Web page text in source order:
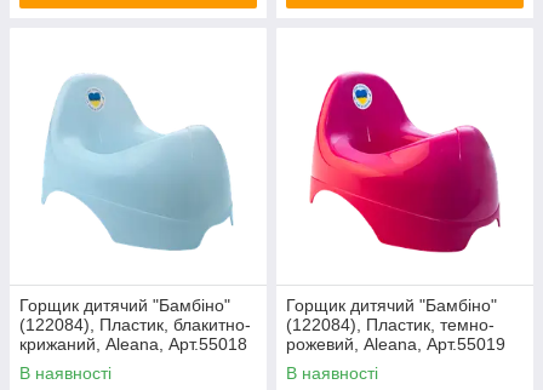
Горщик дитячий "Бамбіно"
(122084), Пластик, блакитно-
крижаний, Aleana, Арт.55018
В наявності
Горщик дитячий "Бамбіно"
(122084), Пластик, темно-
рожевий, Aleana, Арт.55019
В наявності